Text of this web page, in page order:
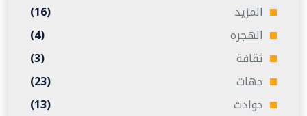
المزيد
(16)
الهجرة
(4)
ثقافة
(3)
جهات
(23)
حوادث
(13)